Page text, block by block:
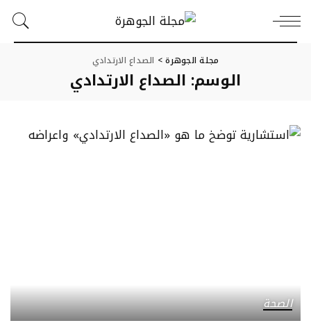
مجلة الجوهرة> الصداع الارتدادي
الوسم: الصداع الارتدادي
الصحة